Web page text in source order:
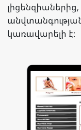
կառավարելի է։